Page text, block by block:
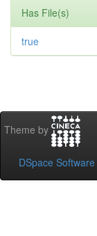
Has File(s)
true
Theme by
DSpace Software